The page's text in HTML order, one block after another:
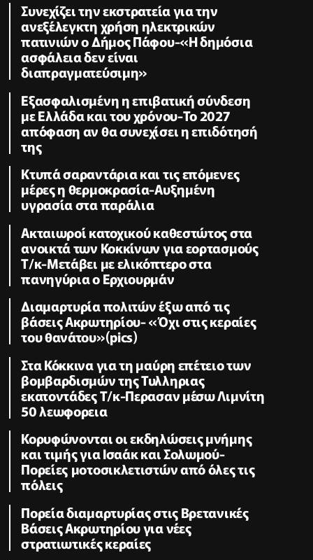
Συνεχίζει την εκστρατεία για την
ανεξέλεγκτη χρήση ηλεκτρικών
πατινιών ο Δήμος Πάφου-«Η δημόσια
ασφάλεια δεν είναι
διαπραγματεύσιμη»
Εξασφαλισμένη η επιβατική σύνδεση
με Ελλάδα και του χρόνου-Το 2027
απόφαση αν θα συνεχίσει η επιδότησή
της
Κτυπά σαραντάρια και τις επόμενες
μέρες η θερμοκρασία-Αυξημένη
υγρασία στα παράλια
Ακταιωροί κατοχικού καθεστώτος στα
ανοικτά των Κοκκίνων για εορτασμούς
Τ/κ-Μετάβει με ελικόπτερο στα
πανηγύρια ο Ερχιουρμάν
Διαμαρτυρία πολιτών έξω από τις
βάσεις Ακρωτηρίου- «Όχι στις κεραίες
του θανάτου»(pics)
Στα Κόκκινα για τη μαύρη επέτειο των
βομβαρδισμών της Τυλληριας
εκατοντάδες Τ/κ-Περασαν μέσω Λιμνίτη
50 λεωφορεια
Κορυφώνονται οι εκδηλώσεις μνήμης
και τιμής για Ισαάκ και Σολωμού-
Πορείες μοτοσικλετιστών από όλες τις
πόλεις
Πορεία διαμαρτυρίας στις Βρετανικές
Βάσεις Ακρωτηρίου για νέες
στρατιωτικές κεραίες